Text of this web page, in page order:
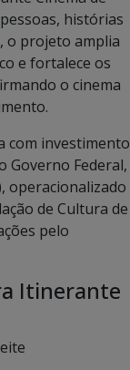
histórias
o projeto amplia
e fortalece os
o cinema
com investimento
Governo Federal,
operacionalizado
de Cultura de
pelo
Itinerante